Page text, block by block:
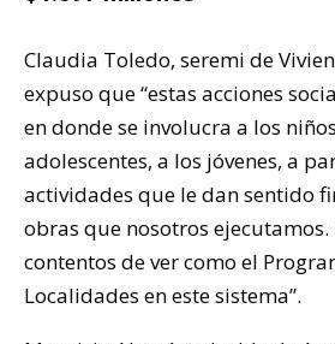
Claudia Toledo, seremi de
expuso que “estas acciones
en donde se involucra a los
adolescentes, a los jóvenes, a
actividades que le dan sentido
obras que nosotros
contentos de ver como el
Localidades en este sistema”.